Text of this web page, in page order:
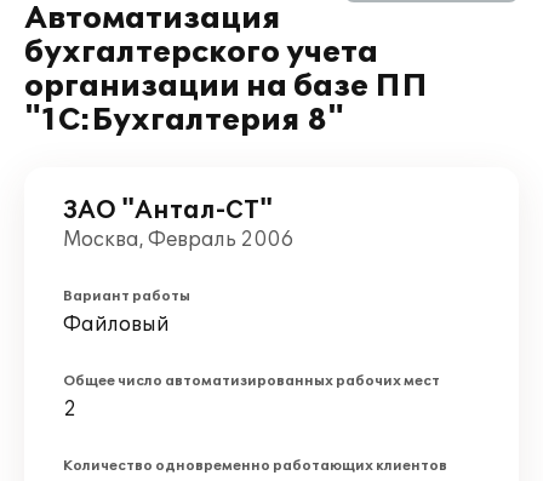
Автоматизация
бухгалтерского учета
организации на базе ПП
"1С:Бухгалтерия 8"
ЗАО "Антал-СТ"
Москва, Февраль 2006
Вариант работы
Файловый
Общее число автоматизированных рабочих мест
2
Количество одновременно работающих клиентов